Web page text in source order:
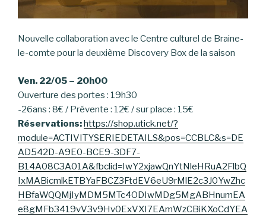
Nouvelle collaboration avec le Centre culturel de Braine-
le-comte pour la deuxième Discovery Box de la saison
Ven. 22/05 – 20h00
Ouverture des portes : 19h30
-26ans : 8€ / Prévente : 12€ / sur place : 15€
Réservations:https://shop.utick.net/?
module=ACTIVITYSERIEDETAILS&pos=CCBLC&s=DE
AD542D-A9E0-BCE9-3DF7-
B14A08C3A01A&fbclid=IwY2xjawQnYtNleHRuA2FlbQ
IxMABicmlkETBYaFBCZ3FtdEV6eU9rMlE2c3J0YwZhc
HBfaWQQMjIyMDM5MTc4ODIwMDg5MgABHnumEA
e8gMFb3419vV3v9Hv0ExVXI7EAmWzCBiKXoCdYEA